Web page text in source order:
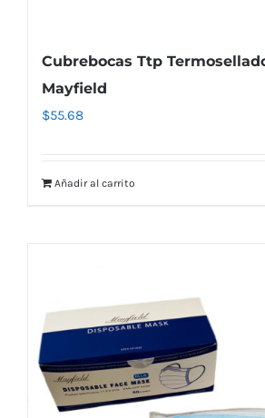
Cubrebocas Ttp
Mayfield
$55.68
Añadir al carrito